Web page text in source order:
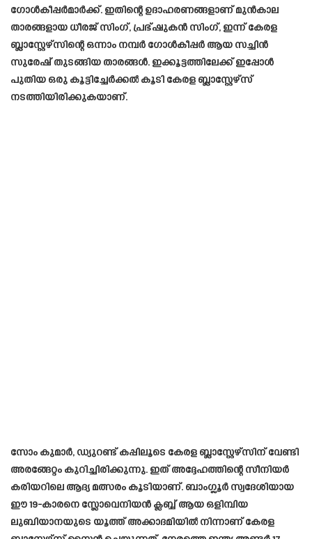
ഗോൾകീപ്പർമാർക്ക്. ഇതിന്റെ ഉദാഹരണങ്ങളാണ് മുൻകാല
താരങ്ങളായ ധീരജ് സിംഗ്, പ്രഭ്ഷുകൻ സിംഗ്, ഇന്ന് കേരള
ബ്ലാസ്റ്റേഴ്സിന്റെ ഒന്നാം നമ്പർ ഗോൾകീപ്പർ ആയ സച്ചിൻ
സുരേഷ് തുടങ്ങിയ താരങ്ങൾ. ഇക്കൂട്ടത്തിലേക്ക് ഇപ്പോൾ
പുതിയ ഒരു കൂട്ടിച്ചേർക്കൽ കൂടി കേരള ബ്ലാസ്റ്റേഴ്സ്
നടത്തിയിരിക്കുകയാണ്.
സോം കുമാർ, ഡ്യുറണ്ട് കപ്പിലൂടെ കേരള ബ്ലാസ്റ്റേഴ്സിന് വേണ്ടി
അരങ്ങേറ്റം കുറിച്ചിരിക്കുന്നു. ഇത് അദ്ദേഹത്തിന്റെ സീനിയർ
കരിയറിലെ ആദ്യ മത്സരം കൂടിയാണ്. ബാംഗ്ലൂർ സ്വദേശിയായ
ഈ 19-കാരനെ സ്ലോവെനിയൻ ക്ലബ്ബ് ആയ ഒളിമ്പിയ
ലുബിയാനയുടെ യൂത്ത് അക്കാദമിയിൽ നിന്നാണ് കേരള